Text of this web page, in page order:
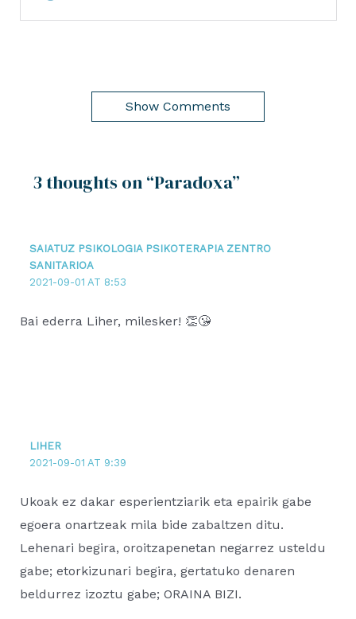
Show Comments
3 thoughts on “Paradoxa”
SAIATUZ PSIKOLOGIA PSIKOTERAPIA ZENTRO
SANITARIOA
2021-09-01 AT 8:53
Bai ederra Liher, milesker! 👏😘
LIHER
2021-09-01 AT 9:39
Ukoak ez dakar esperientziarik eta epairik gabe
egoera onartzeak mila bide zabaltzen ditu.
Lehenari begira, oroitzapenetan negarrez usteldu
gabe; etorkizunari begira, gertatuko denaren
beldurrez izoztu gabe; ORAINA BIZI.